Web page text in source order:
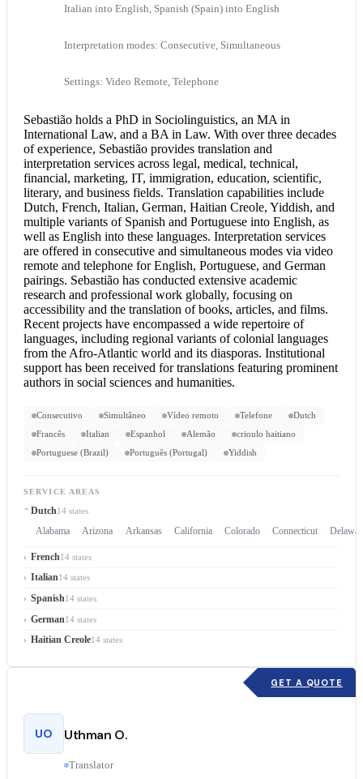
Italian into English, Spanish (Spain) into English
Interpretation modes: Consecutive, Simultaneous
Settings: Video Remote, Telephone
Sebastião holds a PhD in Sociolinguistics, an MA in
International Law, and a BA in Law. With over three decades
of experience, Sebastião provides translation and
interpretation services across legal, medical, technical,
financial, marketing, IT, immigration, education, scientific,
literary, and business fields. Translation capabilities include
Dutch, French, Italian, German, Haitian Creole, Yiddish, and
multiple variants of Spanish and Portuguese into English, as
well as English into these languages. Interpretation services
are offered in consecutive and simultaneous modes via video
remote and telephone for English, Portuguese, and German
pairings. Sebastião has conducted extensive academic
research and professional work globally, focusing on
accessibility and the translation of books, articles, and films.
Recent projects have encompassed a wide repertoire of
languages, including regional variants of colonial languages
from the Afro-Atlantic world and its diasporas. Institutional
support has been received for translations featuring prominent
authors in social sciences and humanities.
Consecutivo Simultâneo Vídeo remoto Telefone
Dutch
Francês
Italian Espanhol Alemão
crioulo haitiano
Portuguese (Brazil)
Português (Portugal) Yiddish
SERVICE AREAS
Dutch14 states
Alabama Arizona Arkansas California Colorado Connecticut
French14 states
Italian14 states
Spanish14 states
German14 states
Haitian Creole14 states
GET A QUOTE
UO Uthman O.
Translator